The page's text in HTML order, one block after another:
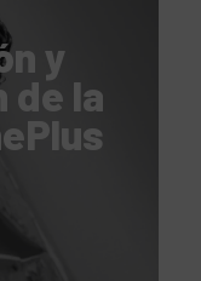
y
de la